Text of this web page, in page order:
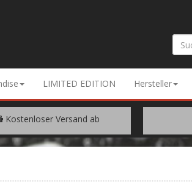
LIMITED EDITION Hersteller
Kostenloser Versand ab
WARENWERT VON € 200.-